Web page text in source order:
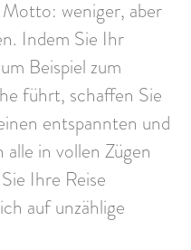
Motto: weniger, aber
Indem Sie Ihr
Beispiel zum
führt, schaffen Sie
entspannten und
alle in vollen Zügen
Ihre Reise
auf unzählige